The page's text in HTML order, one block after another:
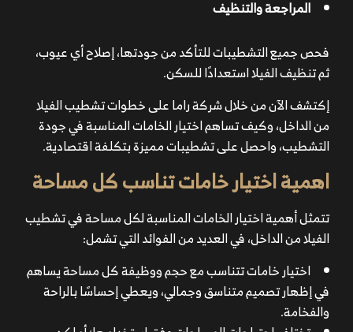
المراجعة والتنظيف
فحص جميع التشطيبات للتأكد من جودتها، إصلاح أي عيوب،
ثم تنظيف الفيلا استعدادًا للسكن.
إكتشف الآن من خلال شركة راما على خطوات تشطيب الفيلا
من الداخل، وكيف تساهم اختيار الخامات المناسبة في جودة
التشطيب، واحصل على تشطيبات مميزة بتكلفة اقتصادية.
اهمية اختيار خامات تناسب كل مساحة
تتمثل أهمية اختيار الخامات المناسبة لكل مساحة في تشطيب
الفيلا من الداخل، في العديد من الفوائد التي تشمل:
اختيار خامات تتناسب مع حجم ووظيفة كل مساحة يساهم
في إظهار تصميم متناسق وجمالي، ويعطي إحساسًا بالراحة
والفخامة.